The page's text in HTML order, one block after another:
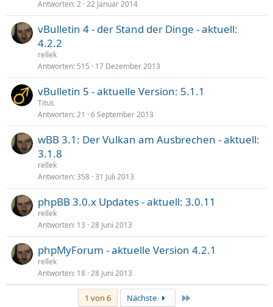
Antworten 2 22 Januar 2014
vBulletin 4 - der Stand der Dinge - aktuell:
4.2.2
rellek
Antworten 515 17 Dezember 2013
vBulletin 5 - aktuelle Version: 5.1.1
Titus
Antworten 21 6 September 2013
wBB 3.1: Der Vulkan am Ausbrechen - aktuell:
3.1.8
rellek
Antworten 358 31 Juli 2013
phpBB 3.0.x Updates - aktuell: 3.0.11
rellek
Antworten 13 28 Juni 2013
phpMyForum - aktuelle Version 4.2.1
rellek
Antworten 18 28 Juni 2013
1 von 6 Nächste